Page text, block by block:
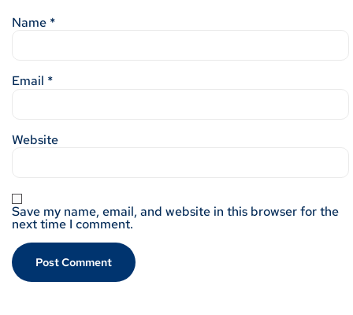
Name *
Email *
Website
Save my name, email, and website in this browser for the
next time I comment.